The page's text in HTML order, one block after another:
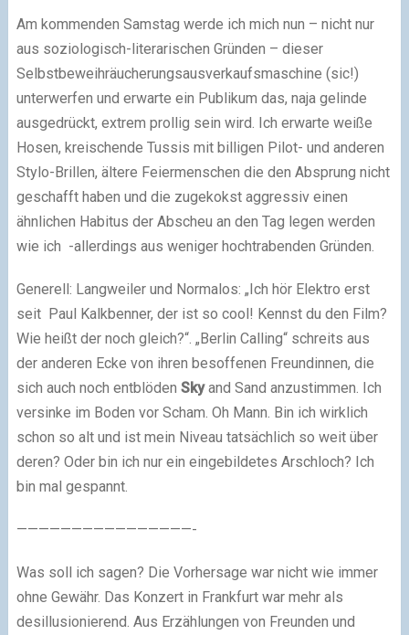
Am kommenden Samstag werde ich mich nun – nicht nur
aus soziologisch-literarischen Gründen – dieser
Selbstbeweihräucherungsausverkaufsmaschine (sic!)
unterwerfen und erwarte ein Publikum das, naja gelinde
ausgedrückt, extrem prollig sein wird. Ich erwarte weiße
Hosen, kreischende Tussis mit billigen Pilot- und anderen
Stylo-Brillen, ältere Feiermenschen die den Absprung nicht
geschafft haben und die zugekokst aggressiv einen
ähnlichen Habitus der Abscheu an den Tag legen werden
wie ich -allerdings aus weniger hochtrabenden Gründen.
Generell: Langweiler und Normalos: „Ich hör Elektro erst
seit Paul Kalkbenner, der ist so cool! Kennst du den Film?
Wie heißt der noch gleich?“. „Berlin Calling“ schreits aus
der anderen Ecke von ihren besoffenen Freundinnen, die
sich auch noch entblöden Skyand Sand anzustimmen. Ich
versinke im Boden vor Scham. Oh Mann. Bin ich wirklich
schon so alt und ist mein Niveau tatsächlich so weit über
deren? Oder bin ich nur ein eingebildetes Arschloch? Ich
bin mal gespannt.
————————————————-
Was soll ich sagen? Die Vorhersage war nicht wie immer
ohne Gewähr. Das Konzert in Frankfurt war mehr als
desillusionierend. Aus Erzählungen von Freunden und